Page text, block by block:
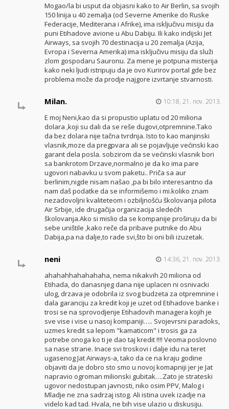
Mogao/la bi usput da objasni kako to Air Berlin, sa svojih
150 linija u 40 zemalja (od Severne Amerike do Ruske
Federacije, Mediterana i Afrike), ima isključivu misiju da
puni Etihadove avione u Abu Dabiju. Ili kako indijski Jet
Airways, sa svojih 70 destinacija u 20 zemalja (Azija,
Evropa i Severna Amerika) ima isključivu misiju da služi
zlom gospodaru Sauronu. Za mene je potpuna misterija
kako neki ljudi istripuju da je ovo Kurirov portal gde bez
problema može da prodje najgore izvrtanje stvarnosti.
Milan. 10:18, 21. nov. 2013.
E moj Neni,kao da si propustio uplatu od 20 miliona
dolara ,koji su dali da se reše dugovi,otpremnine.Tako
da bez dolara nije tačna tvrdnja. Isto to kao manjinski
vlasnik,moze da pregpvara ali se pojavljuje većinski kao
garant dela posla. sobzirom da se većinski vlasnik bori
sa bankrotom Drzave,normalno je da ko ima pare
ugovori nabavku u svom paketu.. Priča sa aur
berlinim,nigde nisam našao ,pa bi bilo interesantno da
nam daš podatke da se informišemo i mi.koliko znam
nezadovoljni kvaliteteom i ozbiljnošću školovanja pilota
Air Srbije, ide drugačija organizacija sledećih
školovanja.Ako si mislio da se kompanije proširuju da bi
sebe uništile ,kako reče da pribave putnike do Abu
Dabija,pa na dalje,to rade svi,što bi oni bili izuzetak.
neni 14:36, 21. nov. 2013.
ahahahhahahahaha, nema nikakvih 20 miliona od
Etihada, do danasnjeg dana nije uplacen ni osnivacki
ulog, drzava je odobrila iz svog budzeta za otpremnine i
dala garanciju za kredit koji je uzet od Etihadove banke i
trosi se na sprovodjenje Etihadovih managera kojih je
sve vise i vise u nasoj kompaniji….. Svojevrsni paradoks,
uzmes kredit sa lepom "kamaticom" i trosis ga za
potrebe onoga ko ti je dao taj kredit !!!! Veoma poslovno
sa nase strane. Inace svi troskovi i dalje idu na teret
ugasenog Jat Airways-a, tako da ce na kraju godine
objaviti da je dobro sto smo u novoj komapniji jer je Jat
napravio ogroman milionski gubitak….Zato je strateski
ugovor nedostupan javnosti, niko osim PPV, Malog i
Mladje ne zna sadrzaj istog. Ali istina uvek izadje na
videlo kad tad. Hvala, ne bih vise ulazio u diskusiju.